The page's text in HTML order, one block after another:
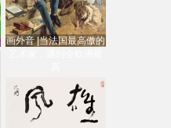
画外音 |当法国最高傲的